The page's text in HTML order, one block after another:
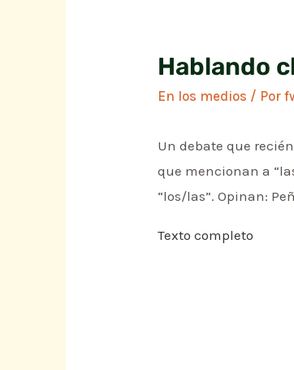
Hablando
En los medios / Por
Un debate que
que mencionan a
“los/las”. Opinan:
Texto completo